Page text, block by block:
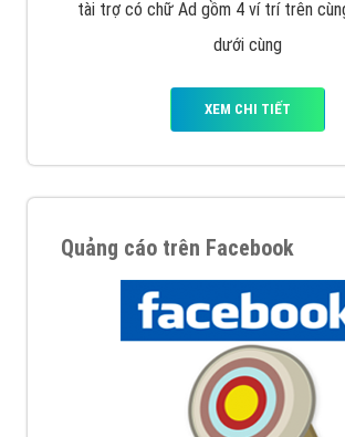
tài trợ có chữ Ad gồm 4 ví trí trên
dưới cùng
XEM CHI TIẾT
Quảng cáo trên Facebook